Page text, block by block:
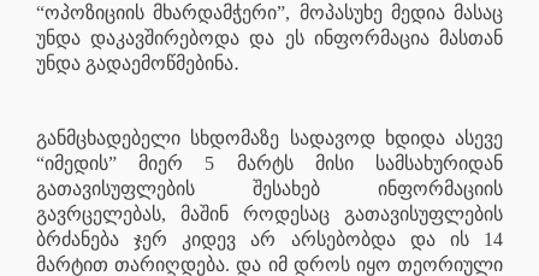
“ოპოზიციის მხარდამჭერი”, მოპასუხე მედია მასაც
უნდა დაკავშირებოდა და ეს ინფორმაცია მასთან
უნდა გადაემოწმებინა.
განმცხადებელი სხდომაზე სადავოდ ხდიდა ასევე
“იმედის” მიერ 5 მარტს მისი სამსახურიდან
გათავისუფლების შესახებ ინფორმაციის
გავრცელებას, მაშინ როდესაც გათავისუფლების
ბრძანება ჯერ კიდევ არ არსებობდა და ის 14
მარტით თარიღდება. და იმ დროს იყო თეორიული